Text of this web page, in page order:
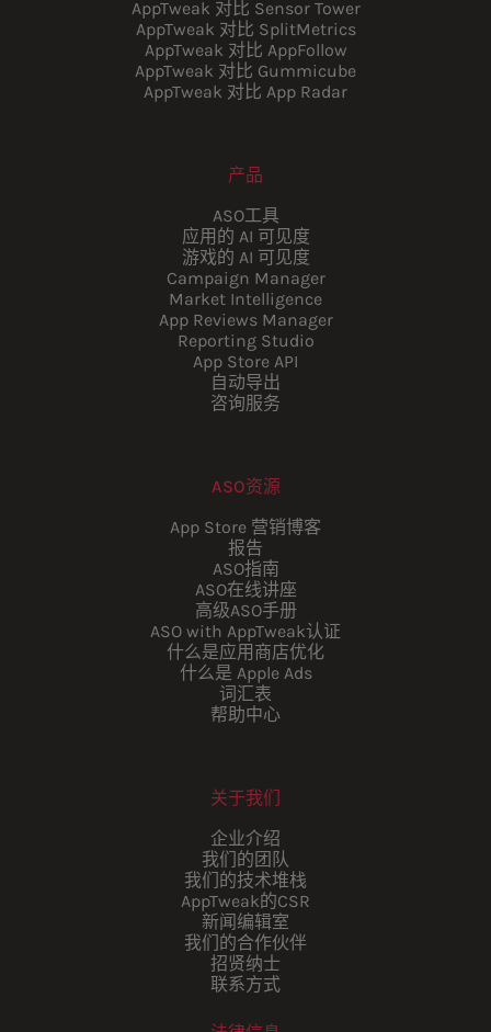
AppTweak 对比 Sensor Tower
AppTweak 对比 SplitMetrics
AppTweak 对比 AppFollow
AppTweak 对比 Gummicube
AppTweak 对比 App Radar
产品
ASO工具
应用的 AI 可见度
游戏的 AI 可见度
Campaign Manager
Market Intelligence
App Reviews Manager
Reporting Studio
App Store API
自动导出
咨询服务
ASO资源
App Store 营销博客
报告
ASO指南
ASO在线讲座
高级ASO手册
ASO with AppTweak认证
什么是应用商店优化
什么是 Apple Ads
词汇表
帮助中心
关于我们
企业介绍
我们的团队
我们的技术堆栈
AppTweak的CSR
新闻编辑室
我们的合作伙伴
招贤纳士
联系方式